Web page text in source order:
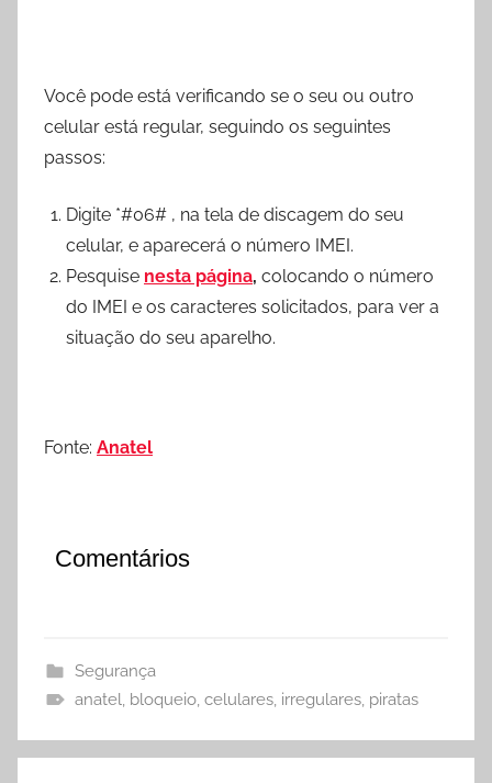
Você pode está verificando se o seu ou outro
celular está regular, seguindo os seguintes
passos:
Digite *#06# , na tela de discagem do seu
celular, e aparecerá o número IMEI.
Pesquise nesta página, colocando o número
do IMEI e os caracteres solicitados, para ver a
situação do seu aparelho.
Fonte: Anatel
Comentários
Segurança
anatel bloqueio, celulares, irregulares, piratas